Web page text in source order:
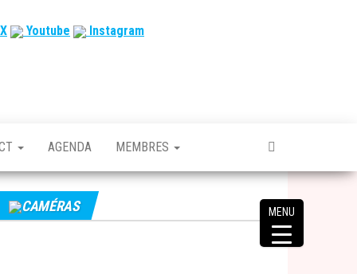
Youtube Instagram
AGENDA MEMBRES
CAMÉRAS MENU